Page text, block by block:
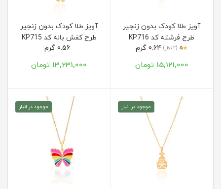
آویز طلا کودک بدون زنجیر
طرح فرشته کد KP716
★
5 (2 نظر) 0.64 گرم
15,121,000 تومان
آویز طلا کودک بدون زنجیر
طرح کفش باله کد KP715
13,231,000 تومان
موجود در انبار موجود در انبار